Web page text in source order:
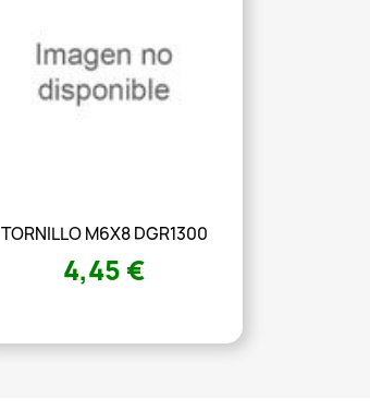
TORNILLO M6X8 DGR1300
4,45 €